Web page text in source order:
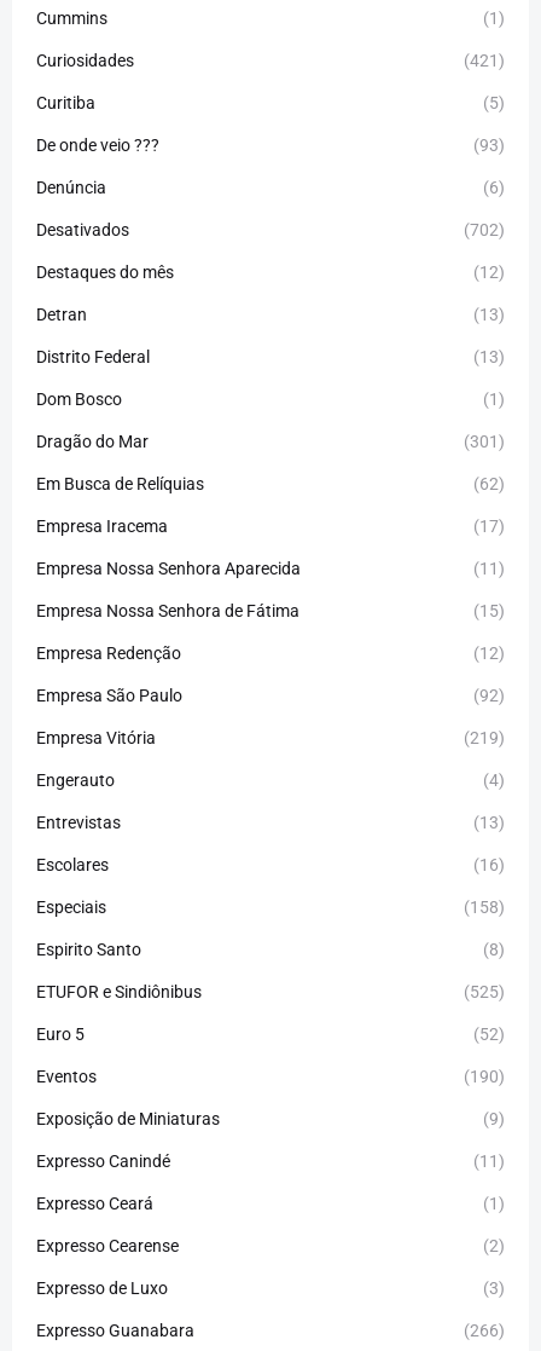
Cummins (1)
Curiosidades (421)
Curitiba (5)
De onde veio ??? (93)
Denúncia (6)
Desativados (702)
Destaques do mês (12)
Detran (13)
Distrito Federal (13)
Dom Bosco (1)
Dragão do Mar (301)
Em Busca de Relíquias (62)
Empresa Iracema (17)
Empresa Nossa Senhora Aparecida (11)
Empresa Nossa Senhora de Fátima (15)
Empresa Redenção (12)
Empresa São Paulo (92)
Empresa Vitória (219)
Engerauto (4)
Entrevistas (13)
Escolares (16)
Especiais (158)
Espirito Santo (8)
ETUFOR e Sindiônibus (525)
Euro 5 (52)
Eventos (190)
Exposição de Miniaturas (9)
Expresso Canindé (11)
Expresso Ceará (1)
Expresso Cearense (2)
Expresso de Luxo (3)
Expresso Guanabara (266)